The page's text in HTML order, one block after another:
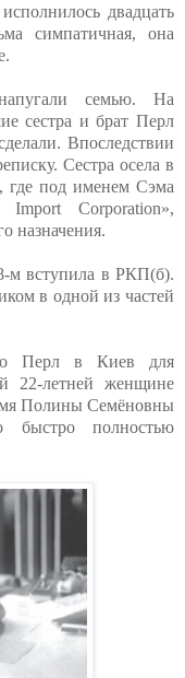
двадцать
симпатичная, она
семью. На
сестра и брат Перл
Впоследствии
Сестра осела в
где под именем Сэма
Corporation»,
назначения.
м вступила в РКП(б).
в одной из частей
Перл в Киев для
22-летней женщине
Полины Семёновны
быстро полностью